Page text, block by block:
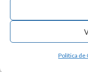
Política de